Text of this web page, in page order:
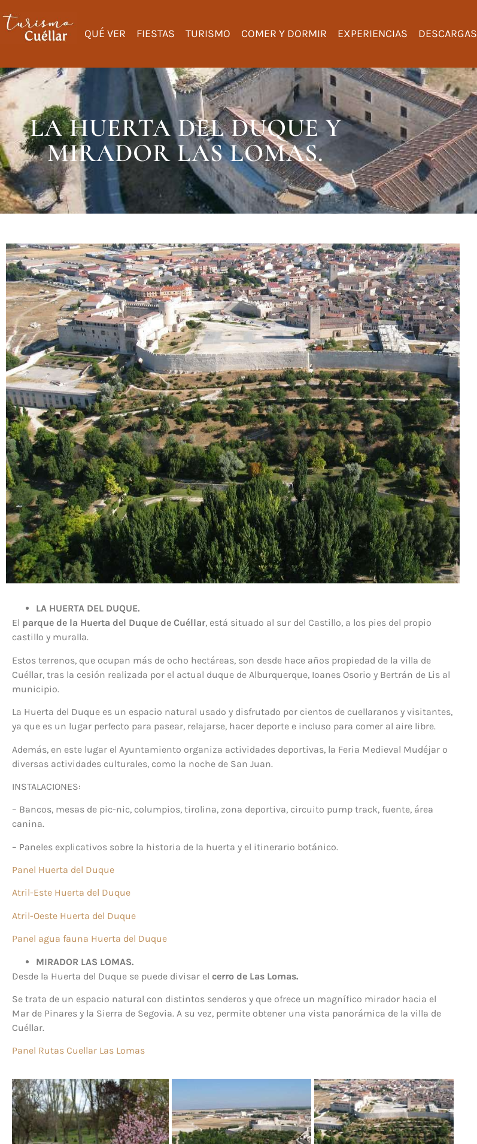
QUÉ VER FIESTAS TURISMO COMER Y DORMIR EXPERIENCIAS DESCARGAS
LA HUERTA DEL DUQUE Y
MIRADOR LAS LOMAS.
LA HUERTA DEL DUQUE.
El parque de la Huerta del Duque de Cuéllar, está situado al sur del Castillo, a los pies del propio
castillo y muralla.
Estos terrenos, que ocupan más de ocho hectáreas, son desde hace años propiedad de la villa de
Cuéllar, tras la cesión realizada por el actual duque de Alburquerque, Ioanes Osorio y Bertrán de Lis al
municipio.
La Huerta del Duque es un espacio natural usado y disfrutado por cientos de cuellaranos y visitantes,
ya que es un lugar perfecto para pasear, relajarse, hacer deporte e incluso para comer al aire libre.
Además, en este lugar el Ayuntamiento organiza actividades deportivas, la Feria Medieval Mudéjar o
diversas actividades culturales, como la noche de San Juan.
INSTALACIONES:
– Bancos, mesas de pic-nic, columpios, tirolina, zona deportiva, circuito pump track, fuente, área
canina.
– Paneles explicativos sobre la historia de la huerta y el itinerario botánico.
Panel Huerta del Duque
Atril-Este Huerta del Duque
Atril-Oeste Huerta del Duque
Panel agua fauna Huerta del Duque
MIRADOR LAS LOMAS.
Desde la Huerta del Duque se puede divisar el cerro de Las Lomas.
Se trata de un espacio natural con distintos senderos y que ofrece un magnífico mirador hacia el
Mar de Pinares y la Sierra de Segovia. A su vez, permite obtener una vista panorámica de la villa de
Cuéllar.
Panel Rutas Cuellar Las Lomas